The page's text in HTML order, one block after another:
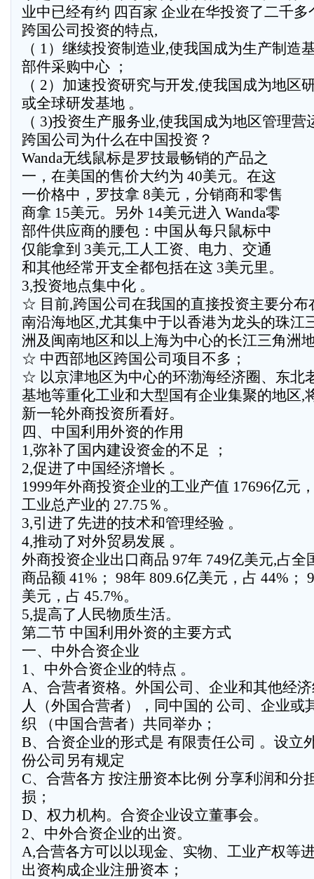
业中已经有约 四百家 企业在华投资了二千多
跨国公司投资的特点,
（ 1）继续投资制造业,使我国成为生产制造
部件采购中心 ；
（ 2）加速投资研究与开发,使我国成为地区
或全球研发基地 。
（ 3)投资生产服务业,使我国成为地区管理营
跨国公司为什么在中国投资？
Wanda无线鼠标是罗技最畅销的产品之
一，在美国的售价大约为 40美元。在这
一价格中，罗技拿 8美元，分销商和零售
商拿 15美元。另外 14美元进入 Wanda零
部件供应商的腰包：中国从每只鼠标中
仅能拿到 3美元,工人工资、电力、交通
和其他经常开支全都包括在这 3美元里。
3,投资地点集中化 。
☆ 目前,跨国公司在我国的直接投资主要分布
南沿海地区,尤其集中于以香港为龙头的珠江
洲及闽南地区和以上海为中心的长江三角洲
☆ 中西部地区跨国公司项目不多；
☆ 以京津地区为中心的环渤海经济圈、东北
基地等重化工业和大型国有企业集聚的地区,
新一轮外商投资所看好。
四、中国利用外资的作用
1,弥补了国内建设资金的不足 ；
2,促进了中国经济增长 。
1999年外商投资企业的工业产值 17696亿元
工业总产业的 27.75％。
3,引进了先进的技术和管理经验 。
4,推动了对外贸易发展 。
外商投资企业出口商品 97年 749亿美元,占全
商品额 41%； 98年 809.6亿美元，占 44%；
美元，占 45.7%。
5,提高了人民物质生活。
第二节 中国利用外资的主要方式
一、中外合资企业
1、中外合资企业的特点 。
A、合营者资格。外国公司、企业和其他经
人（外国合营者），同中国的 公司、企业或
织 （中国合营者）共同举办；
B、合资企业的形式是 有限责任公司 。设立
份公司另有规定
C、合营各方 按注册资本比例 分享利润和分
损；
D、权力机构。合资企业设立董事会。
2、中外合资企业的出资。
A,合营各方可以以现金、实物、工业产权等
出资构成企业注册资本；